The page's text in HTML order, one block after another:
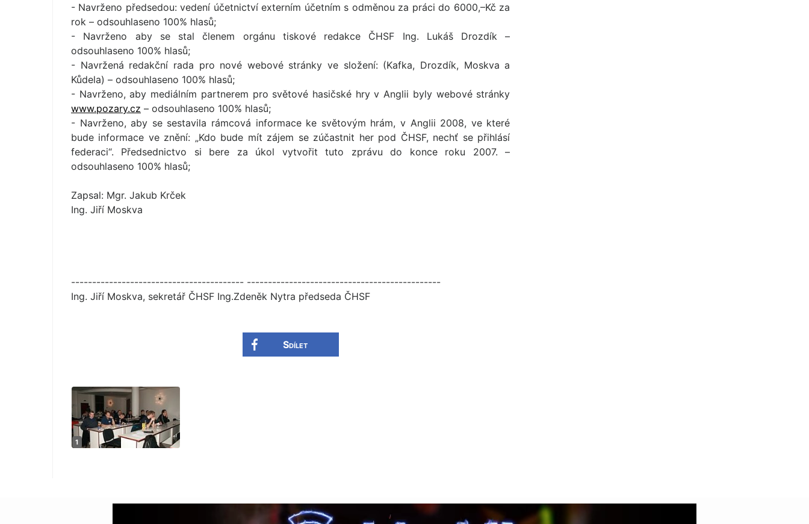
- Navrženo předsedou: vedení účetnictví externím účetním s odměnou za práci do 6000,–Kč za
rok – odsouhlaseno 100% hlasů;
- Navrženo aby se stal členem orgánu tiskové redakce ČHSF Ing. Lukáš Drozdík –
odsouhlaseno 100% hlasů;
- Navržená redakční rada pro nové webové stránky ve složení: (Kafka, Drozdík, Moskva a
Kůdela) – odsouhlaseno 100% hlasů;
- Navrženo, aby mediálním partnerem pro světové hasičské hry v Anglii byly webové stránky
www.pozary.cz – odsouhlaseno 100% hlasů;
- Navrženo, aby se sestavila rámcová informace ke světovým hrám, v Anglii 2008, ve které
bude informace ve znění: „Kdo bude mít zájem se zúčastnit her pod ČHSF, nechť se přihlásí
federaci“. Předsednictvo si bere za úkol vytvořit tuto zprávu do konce roku 2007. –
odsouhlaseno 100% hlasů;
Zapsal: Mgr. Jakub Krček
Ing. Jiří Moskva
----------------------------------------- ----------------------------------------------
Ing. Jiří Moskva, sekretář ČHSF Ing.Zdeněk Nytra předseda ČHSF
Sdílet